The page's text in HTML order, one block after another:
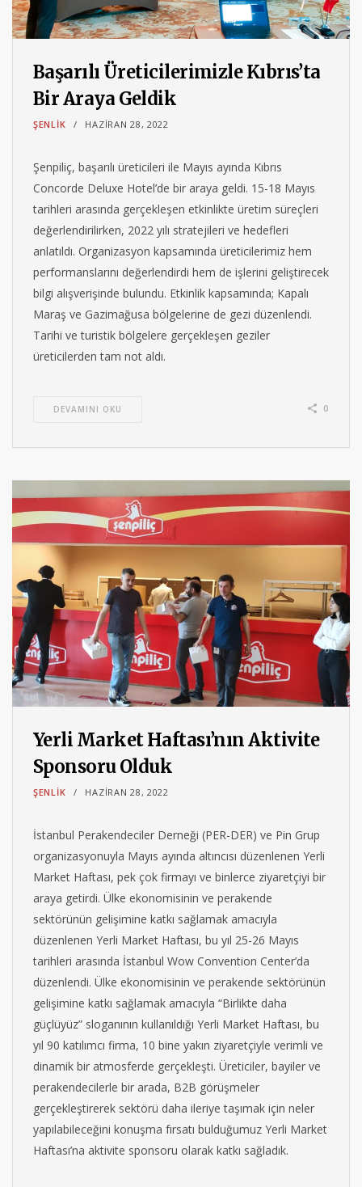
Başarılı Üreticilerimizle Kıbrıs’ta
Bir Araya Geldik
ŞENLIK HAZIRAN 28, 2022
Şenpiliç, başarılı üreticileri ile Mayıs ayında Kıbrıs
Concorde Deluxe Hotel’de bir araya geldi. 15-18 Mayıs
tarihleri arasında gerçekleşen etkinlikte üretim süreçleri
değerlendirilirken, 2022 yılı stratejileri ve hedefleri
anlatıldı. Organizasyon kapsamında üreticilerimiz hem
performanslarını değerlendirdi hem de işlerini geliştirecek
bilgi alışverişinde bulundu. Etkinlik kapsamında; Kapalı
Maraş ve Gazimağusa bölgelerine de gezi düzenlendi.
Tarihi ve turistik bölgelere gerçekleşen geziler
üreticilerden tam not aldı.
DEVAMINI OKU 0
Yerli Market Haftası’nın Aktivite
Sponsoru Olduk
ŞENLIK HAZIRAN 28, 2022
İstanbul Perakendeciler Derneği (PER-DER) ve Pin Grup
organizasyonuyla Mayıs ayında altıncısı düzenlenen Yerli
Market Haftası, pek çok firmayı ve binlerce ziyaretçiyi bir
araya getirdi. Ülke ekonomisinin ve perakende
sektörünün gelişimine katkı sağlamak amacıyla
düzenlenen Yerli Market Haftası, bu yıl 25-26 Mayıs
tarihleri arasında İstanbul Wow Convention Center’da
düzenlendi. Ülke ekonomisinin ve perakende sektörünün
gelişimine katkı sağlamak amacıyla “Birlikte daha
güçlüyüz” sloganının kullanıldığı Yerli Market Haftası, bu
yıl 90 katılımcı firma, 10 bine yakın ziyaretçiyle verimli ve
dinamik bir atmosferde gerçekleşti. Üreticiler, bayiler ve
perakendecilerle bir arada, B2B görüşmeler
gerçekleştirerek sektörü daha ileriye taşımak için neler
yapılabileceğini konuşma fırsatı bulduğumuz Yerli Market
Haftası’na aktivite sponsoru olarak katkı sağladık.